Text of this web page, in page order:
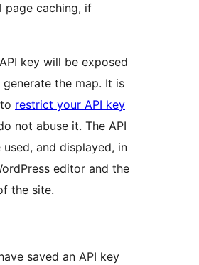
page caching, if
key will be exposed
the map. It is
restrict your API key
not abuse it. The API
and displayed, in
editor and the
the site.
saved an API key